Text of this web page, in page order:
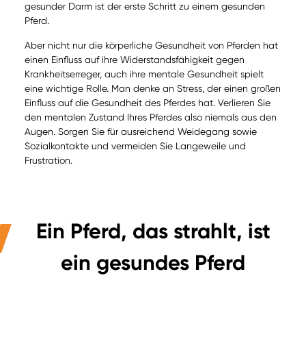
gesunder Darm ist der erste Schritt zu einem gesunden
Pferd.
Aber nicht nur die körperliche Gesundheit von Pferden hat
einen Einfluss auf ihre Widerstandsfähigkeit gegen
Krankheitserreger, auch ihre mentale Gesundheit spielt
eine wichtige Rolle. Man denke an Stress, der einen großen
Einfluss auf die Gesundheit des Pferdes hat. Verlieren Sie
den mentalen Zustand Ihres Pferdes also niemals aus den
Augen. Sorgen Sie für ausreichend Weidegang sowie
Sozialkontakte und vermeiden Sie Langeweile und
Frustration.
Ein Pferd, das strahlt, ist
ein gesundes Pferd